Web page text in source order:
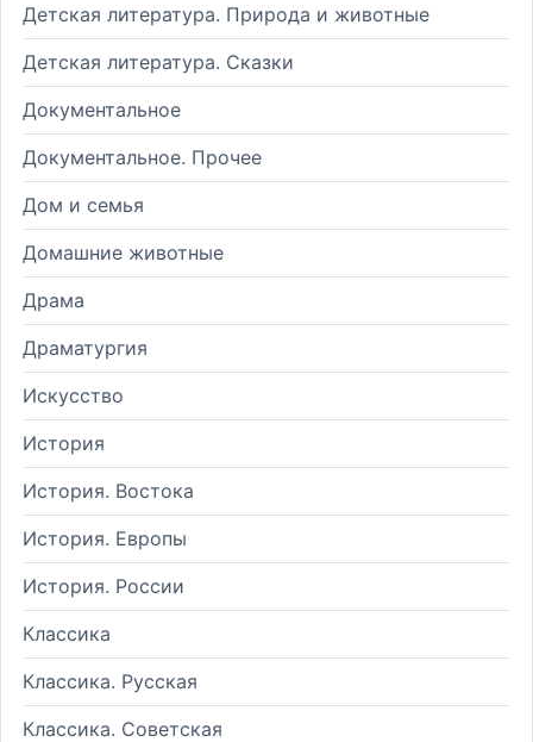
Детская литература. Природа и животные
Детская литература. Сказки
Документальное
Документальное. Прочее
Дом и семья
Домашние животные
Драма
Драматургия
Искусство
История
История. Востока
История. Европы
История. России
Классика
Классика. Русская
Классика. Советская